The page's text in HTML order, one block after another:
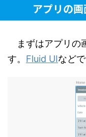
アプリの
まずはアプリの
す。 Fluid UIなど